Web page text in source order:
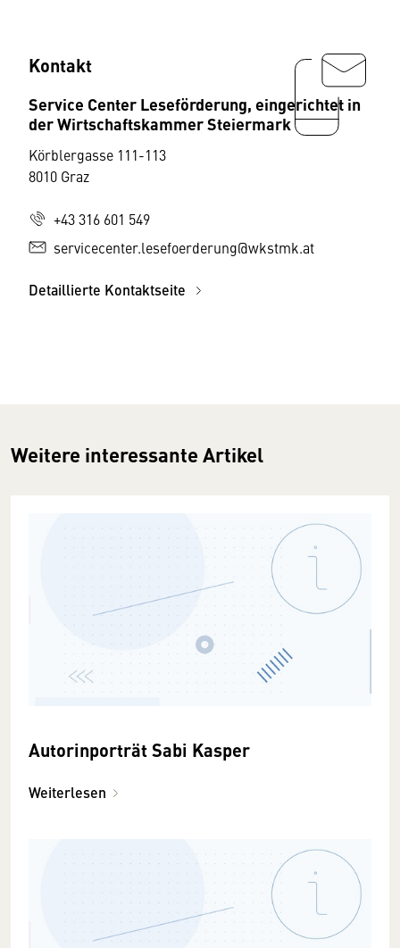
Kontakt
Service Center Leseförderung, eingerichtet in
der Wirtschaftskammer Steiermark
Körblergasse 111-113
8010 Graz
+43 316 601 549
servicecenter.lesefoerderung@wkstmk.at
Detaillierte Kontaktseite
Weitere interessante Artikel
Autorinporträt Sabi Kasper
Weiterlesen